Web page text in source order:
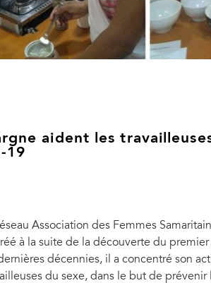
aident les
19
Association des Femmes
à la suite de la découverte du
décennies, il a concentré son
du sexe, dans le but de prévenir